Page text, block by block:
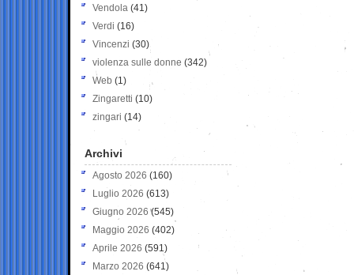
Vendola (41)
Verdi (16)
Vincenzi (30)
violenza sulle donne (342)
Web (1)
Zingaretti (10)
zingari (14)
Archivi
Agosto 2026 (160)
Luglio 2026 (613)
Giugno 2026 (545)
Maggio 2026 (402)
Aprile 2026 (591)
Marzo 2026 (641)